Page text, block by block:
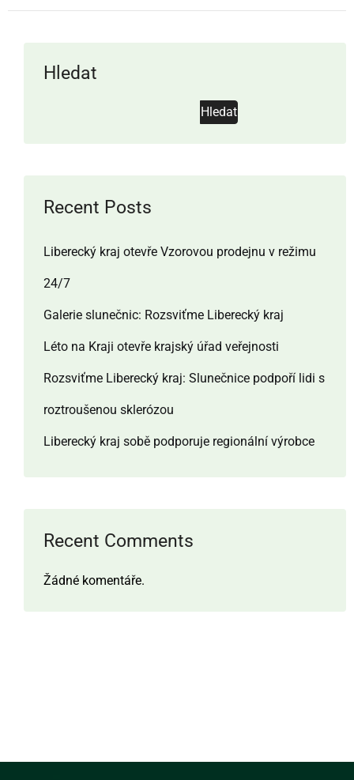
Hledat
Hledat
Recent Posts
Liberecký kraj otevře Vzorovou prodejnu v režimu
24/7
Galerie slunečnic: Rozsviťme Liberecký kraj
Léto na Kraji otevře krajský úřad veřejnosti
Rozsviťme Liberecký kraj: Slunečnice podpoří lidi s
roztroušenou sklerózou
Liberecký kraj sobě podporuje regionální výrobce
Recent Comments
Žádné komentáře.